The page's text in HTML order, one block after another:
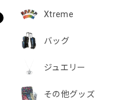
Xtreme
バッグ
ジュエリー
その他グッズ